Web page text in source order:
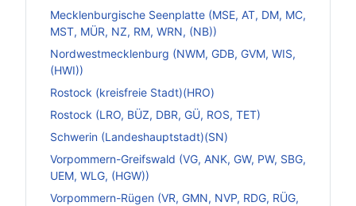
Mecklenburgische Seenplatte (MSE, AT, DM, MC,
MST, MÜR, NZ, RM, WRN, (NB))
Nordwestmecklenburg (NWM, GDB, GVM, WIS,
(HWI))
Rostock (kreisfreie Stadt)(HRO)
Rostock (LRO, BÜZ, DBR, GÜ, ROS, TET)
Schwerin (Landeshauptstadt)(SN)
Vorpommern-Greifswald (VG, ANK, GW, PW, SBG,
UEM, WLG, (HGW))
Vorpommern-Rügen (VR, GMN, NVP, RDG, RÜG,